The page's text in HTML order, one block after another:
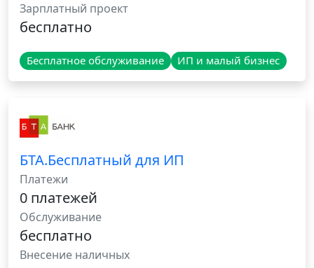
Зарплатный проект
бесплатно
Бесплатное обслуживание ИП и малый бизнес
БТА.Бесплатный для ИП
Платежи
0 платежей
Обслуживание
бесплатно
Внесение наличных